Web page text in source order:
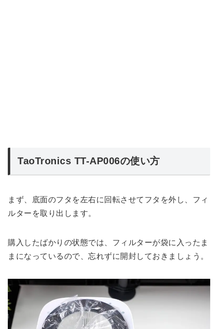
TaoTronics TT-AP006の使い方
まず、底面のフタを左右に回転させてフタを外し、フィ
ルターを取り出します。
購入したばかりの状態では、フィルターが袋に入ったま
まになっているので、忘れずに開封しておきましょう。